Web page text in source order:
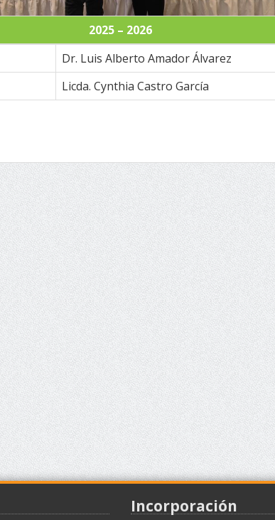
2025 – 2026
Dr. Luis Alberto Amador Álvarez
Licda. Cynthia Castro García
Incorporación